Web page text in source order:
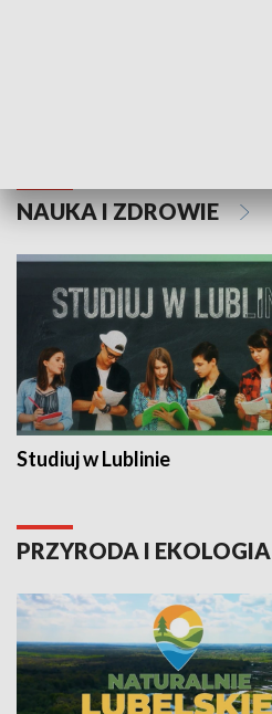
NAUKA I ZDROWIE
Studiuj w Lublinie
PRZYRODA I EKOLOGIA